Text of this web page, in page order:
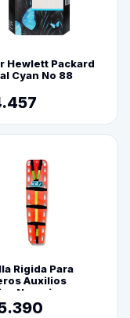
Hewlett Packard
Cyan No 88
Rigida Para
Auxilios
Naranja